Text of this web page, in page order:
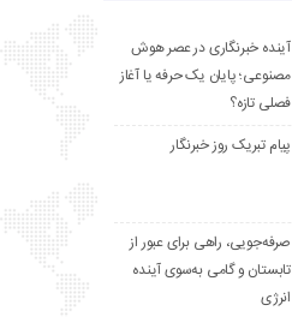
آینده خبرنگاری در عصر هوش
مصنوعی؛ پایان یک حرفه یا آغاز
فصلی تازه؟
پیام تبریک روز خبرنگار
صرفه‌جویی، راهی برای عبور از
تابستان و گامی به‌سوی آینده
انرژی